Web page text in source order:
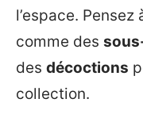
l’espace. Pensez
comme des
des décoctions
collection.